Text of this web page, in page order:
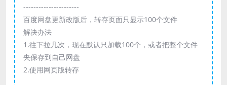
----------------------
百度网盘更新改版后，转存页面只显示100个文件
解决办法
1.往下拉几次，现在默认只加载100个，或者把整个文件
夹保存到自己网盘
2.使用网页版转存